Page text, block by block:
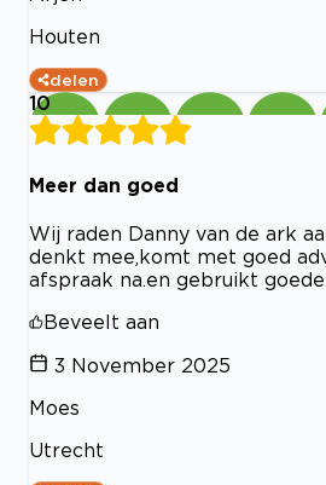
Houten
delen
10
Meer dan goed
Wij raden Danny van de ark
denkt mee,komt met goed
afspraak na.en gebruikt
Beveelt aan
3 November 2025
Moes
Utrecht